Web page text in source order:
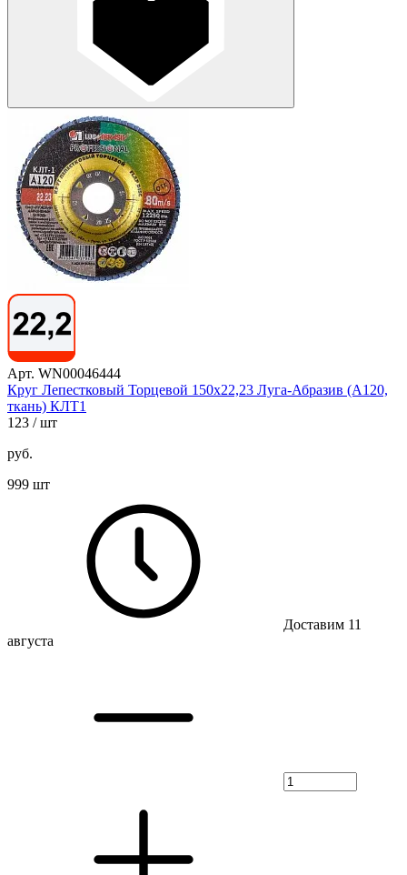
Арт. WN00046444
Круг Лепестковый Торцевой 150х22,23 Луга-Абразив (А120,
ткань) КЛТ1
123 / шт
руб.
999 шт
Доставим 11
августа